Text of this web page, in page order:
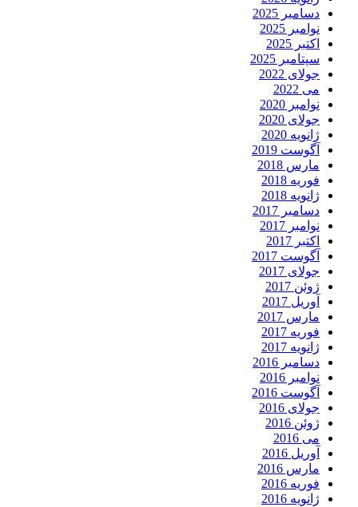
دسامبر 2025
نوامبر 2025
اکتبر 2025
سپتامبر 2025
جولای 2022
می 2022
نوامبر 2020
جولای 2020
ژانویه 2020
آگوست 2019
مارس 2018
فوریه 2018
ژانویه 2018
دسامبر 2017
نوامبر 2017
اکتبر 2017
آگوست 2017
جولای 2017
ژوئن 2017
آوریل 2017
مارس 2017
فوریه 2017
ژانویه 2017
دسامبر 2016
نوامبر 2016
آگوست 2016
جولای 2016
ژوئن 2016
می 2016
آوریل 2016
مارس 2016
فوریه 2016
ژانویه 2016